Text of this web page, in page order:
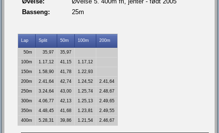
Basseng:
25m
Lap Split 50m 100m 200m
50m 35,97
35,97
100m
1.17,12 41,15
1.17,12
150m
1.58,90 41,78
1.22,93
200m
2.41,64 42,74 1.24,52
2.41,64
250m
3.24,64 43,00 1.25,74
2.48,67
300m
4.06,77 42,13 1.25,13
2.49,65
350m
4.48,45 41,68 1.23,81
2.49,55
400m
5.28,31 39,86 1.21,54 2.46,67